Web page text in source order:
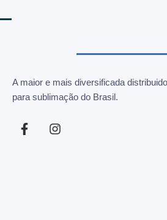
A maior e mais diversificada
para sublimação do Brasil.